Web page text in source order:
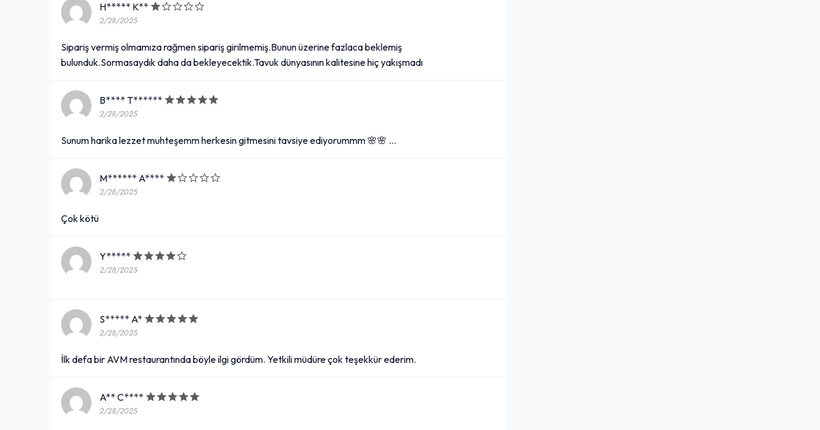
H***** K**
2/28/2025
Sipariş vermiş olmamıza rağmen sipariş girilmemiş.Bunun üzerine fazlaca beklemiş
bulunduk.Sormasaydık daha da bekleyecektik.Tavuk dünyasının kalitesine hiç yakışmadı
B**** T******
2/28/2025
Sunum harika lezzet muhteşemm herkesin gitmesini tavsiye ediyorummm 🌸🌸 …
M****** A****
2/28/2025
Çok kötü
Y*****
2/28/2025
S***** A*
2/28/2025
İlk defa bir AVM restaurantında böyle ilgi gördüm. Yetkili müdüre çok teşekkür ederim.
A** C****
2/28/2025